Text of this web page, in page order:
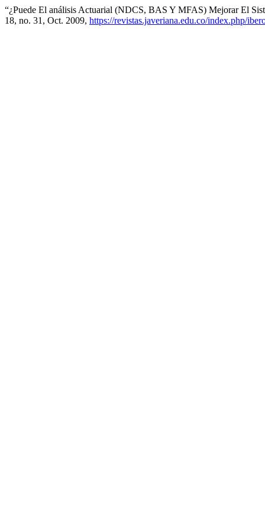
“¿Puede El análisis Actuarial (NDCS, BAS Y MFAS) Mejorar El
18, no. 31, Oct. 2009, https://revistas.javeriana.edu.co/index.php/